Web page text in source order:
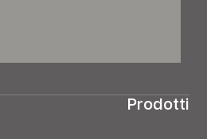
Prodotti